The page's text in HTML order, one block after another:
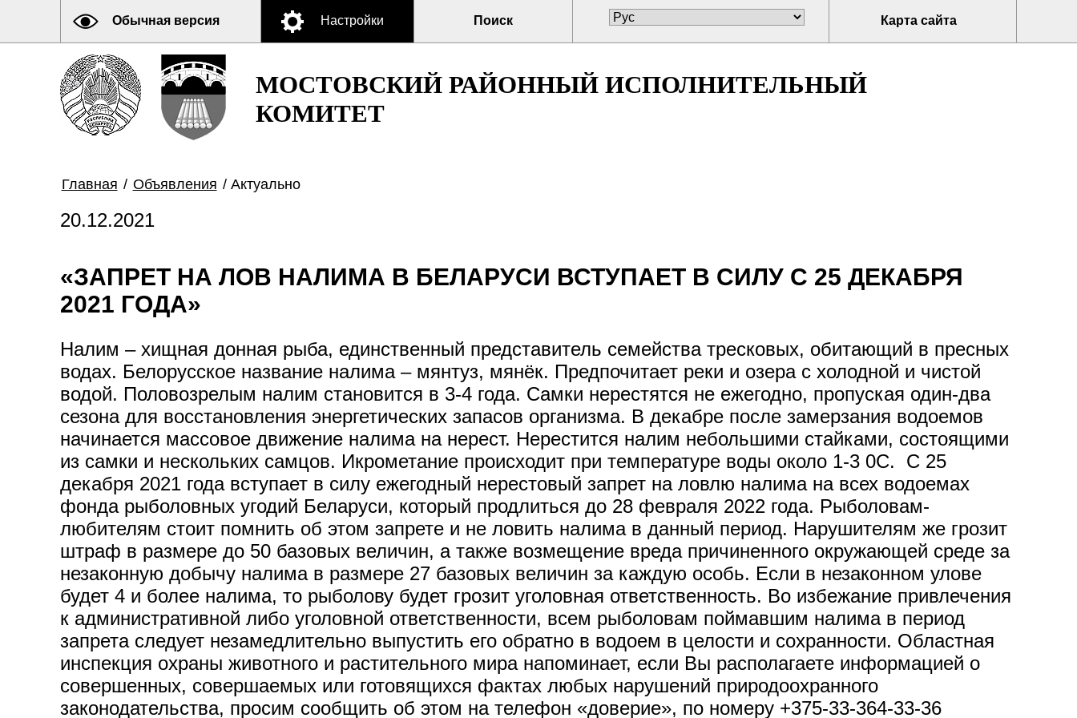
Обычная версия Настройки Поиск Карта сайта
МОСТОВСКИЙ РАЙОННЫЙ ИСПОЛНИТЕЛЬНЫЙ
КОМИТЕТ
Главная / Объявления / Актуально
20.12.2021
«ЗАПРЕТ НА ЛОВ НАЛИМА В БЕЛАРУСИ ВСТУПАЕТ В СИЛУ С 25 ДЕКАБРЯ
2021 ГОДА»
Налим – хищная донная рыба, единственный представитель семейства тресковых, обитающий в пресных
водах. Белорусское название налима – мянтуз, мянёк. Предпочитает реки и озера с холодной и чистой
водой. Половозрелым налим становится в 3-4 года. Самки нерестятся не ежегодно, пропуская один-два
сезона для восстановления энергетических запасов организма. В декабре после замерзания водоемов
начинается массовое движение налима на нерест. Нерестится налим небольшими стайками, состоящими
из самки и нескольких самцов. Икрометание происходит при температуре воды около 1-3 0С. С 25
декабря 2021 года вступает в силу ежегодный нерестовый запрет на ловлю налима на всех водоемах
фонда рыболовных угодий Беларуси, который продлиться до 28 февраля 2022 года. Рыболовам-
любителям стоит помнить об этом запрете и не ловить налима в данный период. Нарушителям же грозит
штраф в размере до 50 базовых величин, а также возмещение вреда причиненного окружающей среде за
незаконную добычу налима в размере 27 базовых величин за каждую особь. Если в незаконном улове
будет 4 и более налима, то рыболову будет грозит уголовная ответственность. Во избежание привлечения
к административной либо уголовной ответственности, всем рыболовам поймавшим налима в период
запрета следует незамедлительно выпустить его обратно в водоем в целости и сохранности. Областная
инспекция охраны животного и растительного мира напоминает, если Вы располагаете информацией о
совершенных, совершаемых или готовящихся фактах любых нарушений природоохранного
законодательства, просим сообщить об этом на телефон «доверие», по номеру +375-33-364-33-36